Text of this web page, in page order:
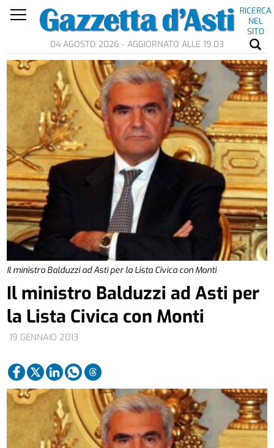
RICERCA
NEL
SITO
04 AGOSTO 2026 - AGGIORNATO ALLE 19.03
Il ministro Balduzzi ad Asti per la Lista Civica con Monti
19 GENNAIO 2013
Il ministro Balduzzi ad Asti per
la Lista Civica con Monti